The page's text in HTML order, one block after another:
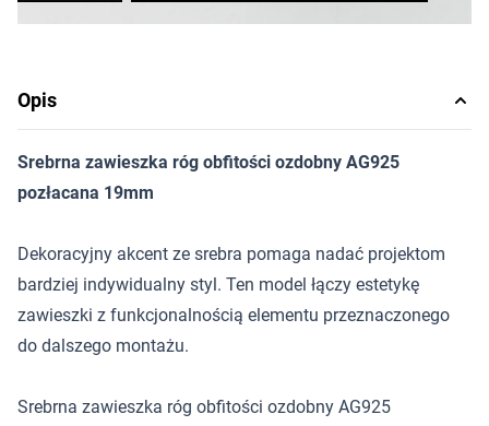
Opis
Srebrna zawieszka róg obfitości ozdobny AG925
pozłacana 19mm
Dekoracyjny akcent ze srebra pomaga nadać projektom
bardziej indywidualny styl. Ten model łączy estetykę
zawieszki z funkcjonalnością elementu przeznaczonego
do dalszego montażu.
Srebrna zawieszka róg obfitości ozdobny AG925